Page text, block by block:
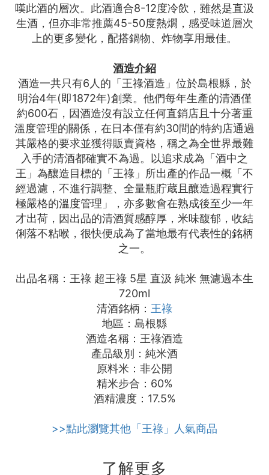
嘆此酒的層次。此酒適合8-12度冷飲，雖然是直汲
生酒，但亦非常推薦45-50度熱燗，感受味道層次
上的更多變化，配搭鍋物、炸物享用最佳。
酒造介紹
酒造一共只有6人的「王祿酒造」位於島根縣，於
明治4年(即1872年)創業。他們每年生產的清酒僅
約600石，因酒造沒有設立任何直銷店且十分著重
溫度管理的關係，在日本僅有約30間的特約店通過
其嚴格的要求並獲得販賣資格，稱之為全世界最難
入手的清酒都確實不為過。以追求成為「酒中之
王」為釀造目標的「王祿」所出產的作品一概「不
經過濾，不進行調整、全量瓶貯蔵且釀造過程實行
極嚴格的溫度管理」，亦多數會在熟成後至少一年
才出荷，因出品的清酒質感醇厚，米味馥郁，收結
俐落不粘喉，很快便成為了當地最有代表性的銘柄
之一。
出品名稱：王祿 超王祿 5星 直汲 純米 無濾過本生
720ml
清酒銘柄： 王祿
地區：島根縣
酒造名稱：王祿酒造
產品級別：純米酒
原料米：非公開
精米步合：60%
酒精濃度：17.5%
>>點此瀏覽其他「王祿」人氣商品
了解更多